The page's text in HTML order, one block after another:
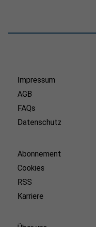
Impressum
AGB
FAQs
Datenschutz
Abonnement
Cookies
RSS
Karriere